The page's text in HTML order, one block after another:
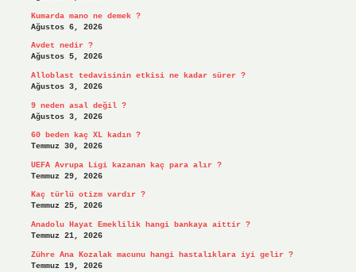
Kumarda mano ne demek ?
Ağustos 6, 2026
Avdet nedir ?
Ağustos 5, 2026
Alloblast tedavisinin etkisi ne kadar sürer ?
Ağustos 3, 2026
9 neden asal değil ?
Ağustos 3, 2026
60 beden kaç XL kadın ?
Temmuz 30, 2026
UEFA Avrupa Ligi kazanan kaç para alır ?
Temmuz 29, 2026
Kaç türlü otizm vardır ?
Temmuz 25, 2026
Anadolu Hayat Emeklilik hangi bankaya aittir ?
Temmuz 21, 2026
Zühre Ana Kozalak macunu hangi hastalıklara iyi gelir ?
Temmuz 19, 2026